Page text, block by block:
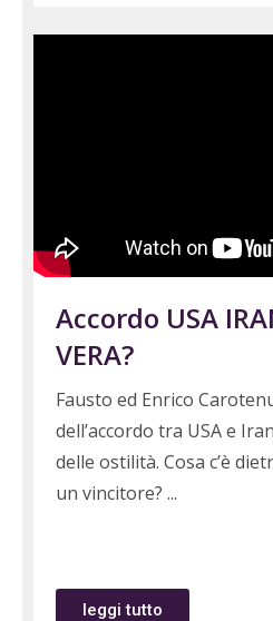
Accordo USA
VERA?
Fausto ed Enrico
dell’accordo tra USA e
delle ostilità. Cosa c’è
un vincitore?
leggi tutto